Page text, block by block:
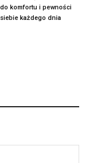
do komfortu i pewności
siebie każdego dnia